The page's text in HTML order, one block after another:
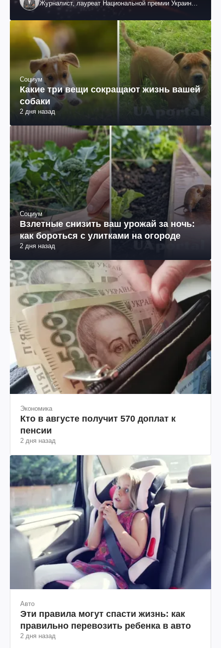
Журналист, лауреат Национальной премии Украины
Социум
Какие три вещи сокращают жизнь вашей
собаки
2 дня назад
Социум
Взлетные снизить ваш урожай за ночь:
как бороться с улитками на огороде
2 дня назад
Экономика
Кто в августе получит 570 доплат к
пенсии
2 дня назад
Авто
Эти правила могут спасти жизнь: как
правильно перевозить ребенка в авто
2 дня назад